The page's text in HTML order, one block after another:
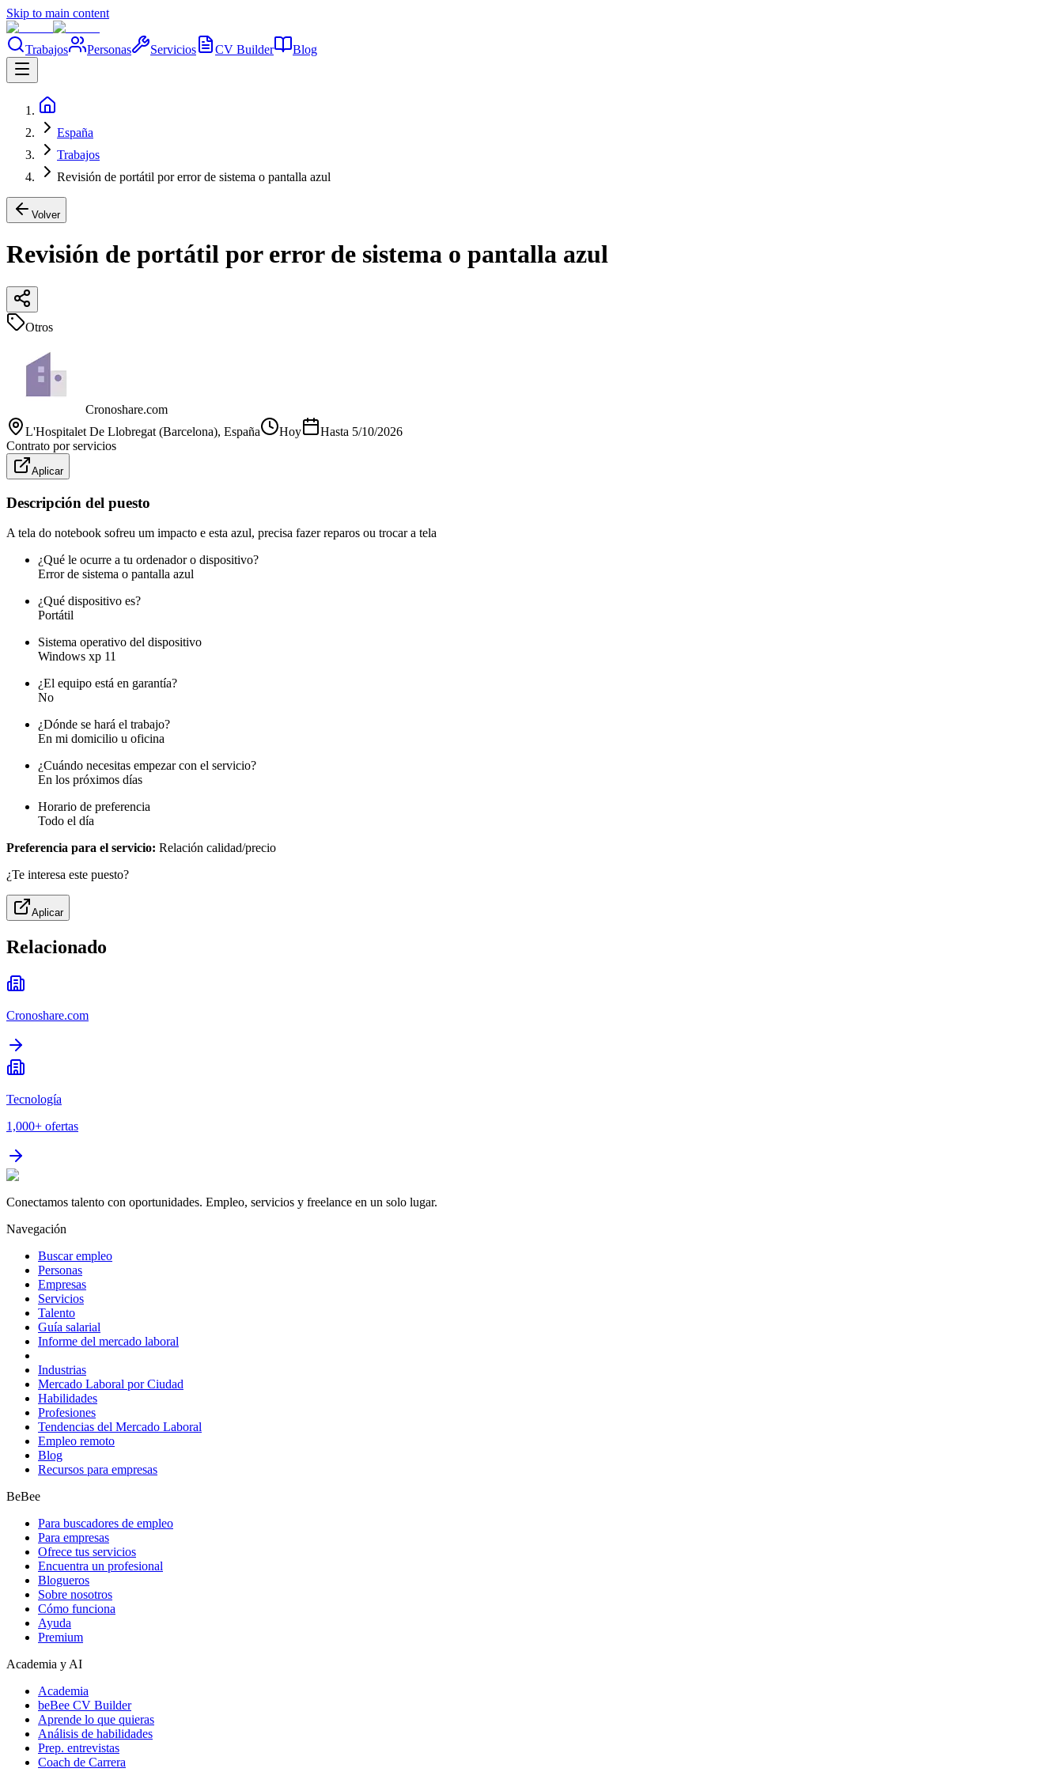
Skip to main content
Trabajos Personas Servicios CV Builder Blog
España
Trabajos
Revisión de portátil por error de sistema o pantalla azul
Volver
Revisión de portátil por error de sistema o pantalla azul
Otros
Cronoshare.com
L'Hospitalet De Llobregat (Barcelona), España Hoy Hasta 5/10/2026
Contrato por servicios
Aplicar
Descripción del puesto
A tela do notebook sofreu um impacto e esta azul, precisa fazer reparos ou trocar a tela
¿Qué le ocurre a tu ordenador o dispositivo?
Error de sistema o pantalla azul
¿Qué dispositivo es?
Portátil
Sistema operativo del dispositivo
Windows xp 11
¿El equipo está en garantía?
No
¿Dónde se hará el trabajo?
En mi domicilio u oficina
¿Cuándo necesitas empezar con el servicio?
En los próximos días
Horario de preferencia
Todo el día
Preferencia para el servicio: Relación calidad/precio
¿Te interesa este puesto?
Aplicar
Relacionado
Cronoshare.com
Tecnología
1,000+ ofertas
Conectamos talento con oportunidades. Empleo, servicios y freelance en un solo lugar.
Navegación
Buscar empleo
Personas
Empresas
Servicios
Talento
Guía salarial
Informe del mercado laboral
Industrias
Mercado Laboral por Ciudad
Habilidades
Profesiones
Tendencias del Mercado Laboral
Empleo remoto
Blog
Recursos para empresas
BeBee
Para buscadores de empleo
Para empresas
Ofrece tus servicios
Encuentra un profesional
Blogueros
Sobre nosotros
Cómo funciona
Ayuda
Premium
Academia y AI
Academia
beBee CV Builder
Aprende lo que quieras
Análisis de habilidades
Prep. entrevistas
Coach de Carrera